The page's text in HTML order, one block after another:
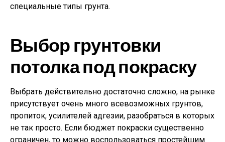
специальные типы грунта.
Выбор грунтовки
потолка под покраску
Выбрать действительно достаточно сложно, на рынке
присутствует очень много всевозможных грунтов,
пропиток, усилителей адгезии, разобраться в которых
не так просто. Если бюджет покраски существенно
ограничен, то можно воспользоваться простейшим